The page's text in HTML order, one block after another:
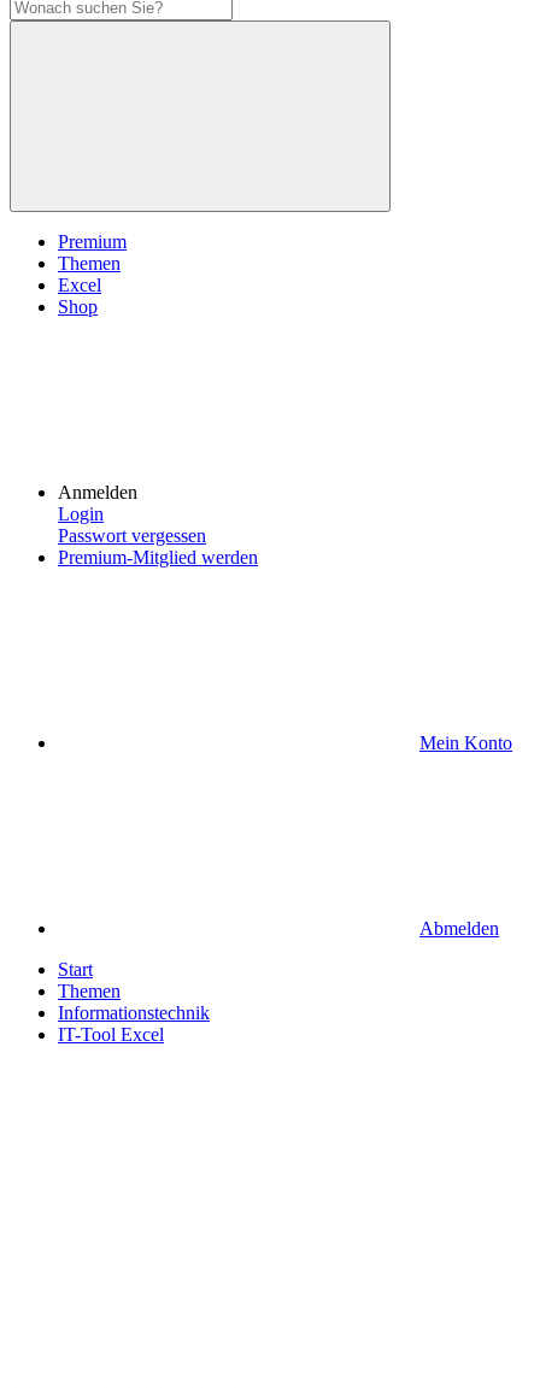
Premium
Themen
Excel
Shop
Anmelden
Login
Passwort vergessen
Premium-Mitglied werden
Mein Konto
Abmelden
Start
Themen
Informationstechnik
IT-Tool Excel